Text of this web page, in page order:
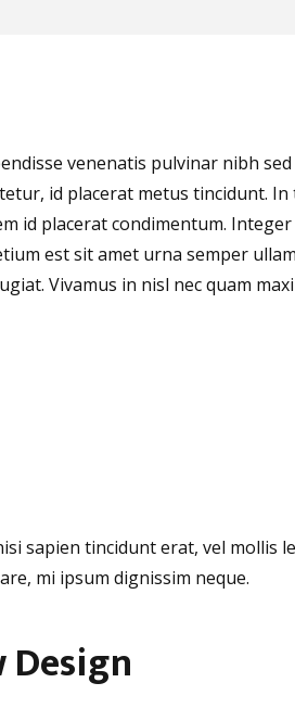
venenatis pulvinar nibh
id placerat metus tincidunt. In
id placerat condimentum.
est sit amet urna semper
Vivamus in nisl nec quam
sapien tincidunt erat, vel mollis
mi ipsum dignissim neque.
Design